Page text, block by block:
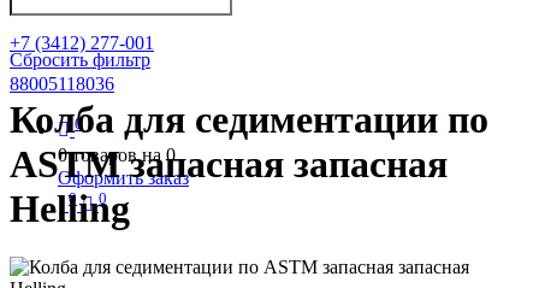
+7 (3412) 277-001
88005118036
0
0 товаров на0
Оформить заказ
0 0
Сбросить фильтр
Колба для седиментации по
ASTM запасная запасная
Helling